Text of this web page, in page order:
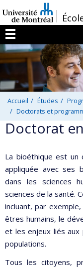
au
contenu
/
Menu
Accueil Études
Doctorats et
Doctorat
La bioéthique est un
appliquée avec ses
dans les sciences
sciences de la santé.
incluant, par
êtres humains, le
et les enjeux liés
populations.
Tous les citoyens,